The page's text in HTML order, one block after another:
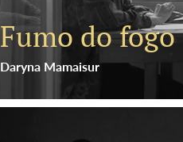
Fumo do fogo
Daryna Mamaisur